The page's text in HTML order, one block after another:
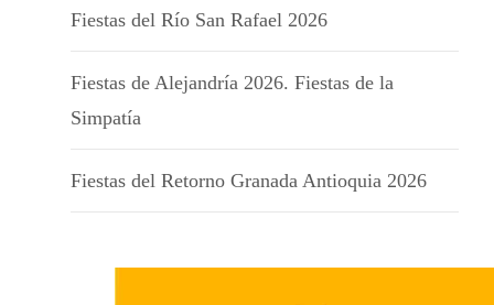
Fiestas del Río San Rafael 2026
Fiestas de Alejandría 2026. Fiestas de la
Simpatía
Fiestas del Retorno Granada Antioquia 2026